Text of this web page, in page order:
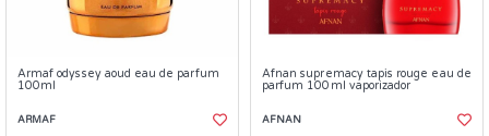
Armaf odyssey aoud eau de parfum
100ml
ARMAF
Afnan supremacy tapis rouge eau de
parfum 100ml vaporizador
AFNAN